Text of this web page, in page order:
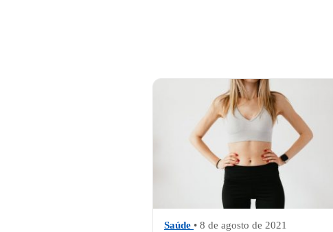
Saúde • 8 de agosto de 2021